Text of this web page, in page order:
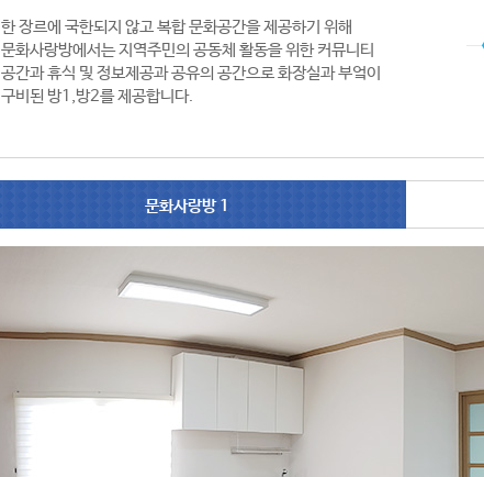
한 장르에 국한되지 않고 복합 문화공간을 제공하기 위해
문화사랑방에서는 지역주민의 공동체 활동을 위한 커뮤니티
공간과 휴식 및 정보제공과 공유의 공간으로 화장실과 부엌이
구비된 방1,방2를 제공합니다.
문화사랑방 1